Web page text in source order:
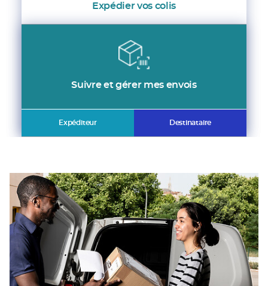
Expédier vos colis
Suivre et gérer mes envois
Expéditeur Destinataire